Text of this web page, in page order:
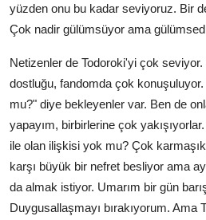
yüzden onu bu kadar seviyoruz. Bir
Çok nadir gülümsüyor ama
Netizenler de Todoroki'yi çok
dostluğu, fandomda çok
mu?" diye bekleyenler var. Ben de
yapayım, birbirlerine çok
ile olan ilişkisi yok mu? Çok
karşı büyük bir nefret besliyor ama
da almak istiyor. Umarım bir gün
Duygusallaşmayı bırakıyorum. Ama